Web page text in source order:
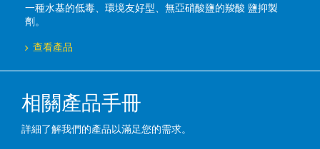
一種水基的低毒、環境友好型、無亞硝酸鹽的羧酸 鹽抑製
劑。
查看產品
相關產品手冊
詳細了解我們的產品以滿足您的需求。